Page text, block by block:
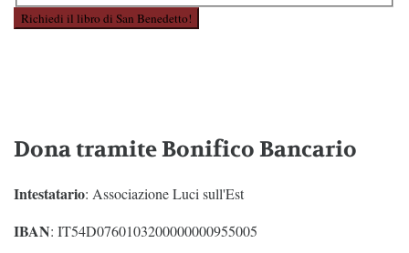
Richiedi il libro di San Benedetto!
Dona tramite Bonifico Bancario
Intestatario: Associazione Luci sull'Est
IBAN: IT54D0760103200000000955005